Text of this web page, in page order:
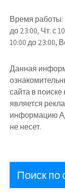
Время работы:
до 23:00, Чт: с
10:00 до 23:00,
Данная
сайта в
является
информацию
не несет.
Поиск по